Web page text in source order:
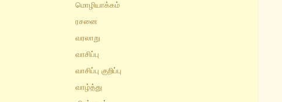
மொழியாக்கம்
ரசனை
வரலாறு
வாசிப்பு
வாசிப்பு குறிப்பு
வாழ்த்து